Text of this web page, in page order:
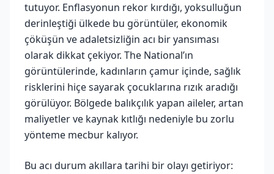
tutuyor. Enflasyonun rekor kırdığı, yoksulluğun
derinleştiği ülkede bu görüntüler, ekonomik
çöküşün ve adaletsizliğin acı bir yansıması
olarak dikkat çekiyor. The National’ın
görüntülerinde, kadınların çamur içinde, sağlık
risklerini hiçe sayarak çocuklarına rızık aradığı
görülüyor. Bölgede balıkçılık yapan aileler, artan
maliyetler ve kaynak kıtlığı nedeniyle bu zorlu
yönteme mecbur kalıyor.
Bu acı durum akıllara tarihi bir olayı getiriyor: